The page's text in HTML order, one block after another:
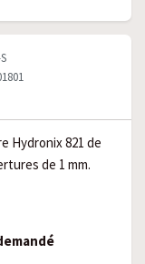
Hydronix 821 de
de 1 mm.